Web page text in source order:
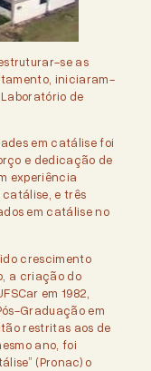
se as
iniciaram-
de
em catálise foi
e dedicação de
experiência
e três
em catálise no
crescimento
a criação do
em 1982,
Graduação em
restritas aos de
ano, foi
(Pronac) o